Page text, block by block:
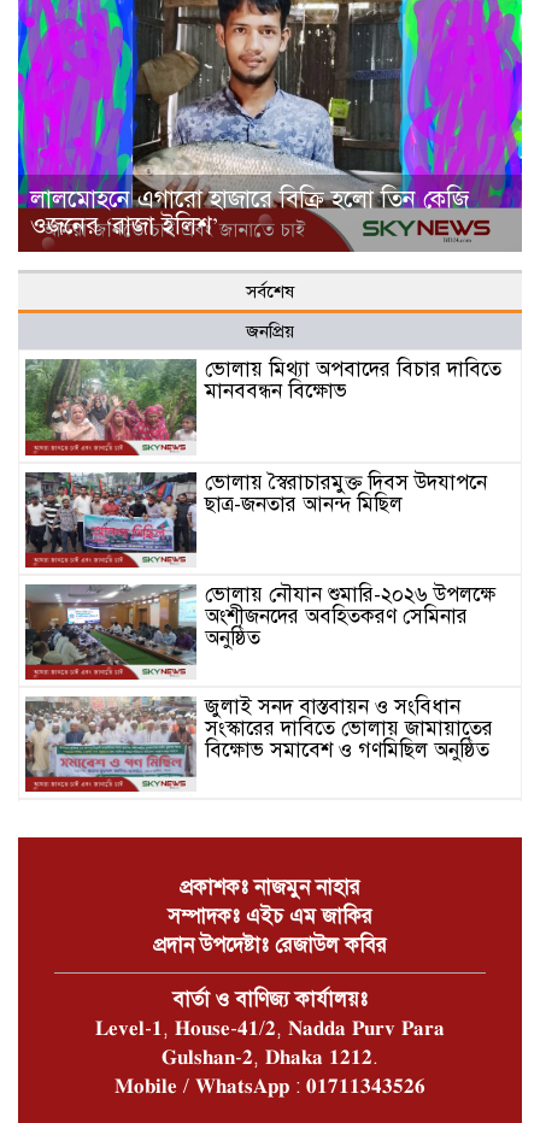
লালমোহনে এগারো হাজারে বিক্রি হলো তিন কেজি
ওজনের ‘রাজা ইলিশ’
সর্বশেষ
জনপ্রিয়
ভোলায় মিথ্যা অপবাদের বিচার দাবিতে
মানববন্ধন বিক্ষোভ
ভোলায় স্বৈরাচারমুক্ত দিবস উদযাপনে
ছাত্র-জনতার আনন্দ মিছিল
ভোলায় নৌযান শুমারি-২০২৬ উপলক্ষে
অংশীজনদের অবহিতকরণ সেমিনার
অনুষ্ঠিত
জুলাই সনদ বাস্তবায়ন ও সংবিধান
সংস্কারের দাবিতে ভোলায় জামায়াতের
বিক্ষোভ সমাবেশ ও গণমিছিল অনুষ্ঠিত
কোষাগারে ১ কোটি ২ লাখ টাকা ফেরত
ভোলার চরফ্যাশনে পান থেকে চুন
খসলেই চটে ওঠা মানুষটি চাঁদাবাজি
মামলায় কারাগারে
ভোলার বোরহানউদ্দিনে গাঁজা চাষে
সফলতার হাতছানি
প্রকাশকঃ নাজমুন নাহার
সম্পাদকঃ এইচ এম জাকির
প্রদান উপদেষ্টাঃ রেজাউল কবির
বার্তা ও বাণিজ্য কার্যালয়ঃ
𝐋𝐞𝐯𝐞𝐥-𝟏, 𝐇𝐨𝐮𝐬𝐞-𝟒𝟏/𝟐, 𝐍𝐚𝐝𝐝𝐚 𝐏𝐮𝐫𝐯 𝐏𝐚𝐫𝐚
𝐆𝐮𝐥𝐬𝐡𝐚𝐧-𝟐, 𝐃𝐡𝐚𝐤𝐚 𝟏𝟐𝟏𝟐.
𝐌𝐨𝐛𝐢𝐥𝐞 / 𝐖𝐡𝐚𝐭𝐬𝐀𝐩𝐩 : 𝟎𝟏𝟕𝟏𝟏𝟑𝟒𝟑𝟓𝟐𝟔